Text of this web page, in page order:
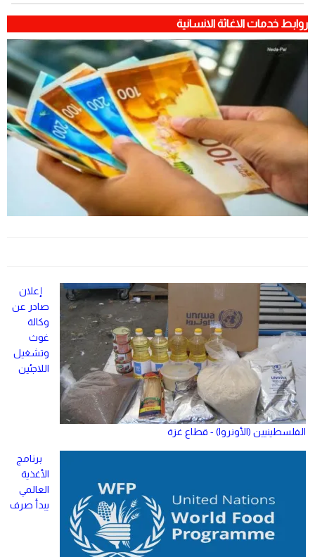
روابط خدمات الاغاثة الانسانية
إعلان
صادر عن
وكالة
غوث
وتشغيل
اللاجئين
الفلسطينيين (الأونروا) - قطاع غزة
برنامج
الأغذية
العالمي
يبدأ صرف